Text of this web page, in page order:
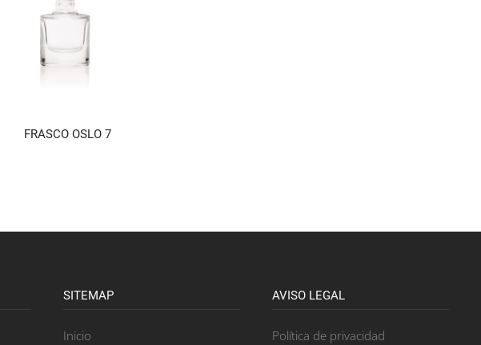
FRASCO OSLO 7
SITEMAP
Inicio
AVISO LEGAL
Política de privacidad